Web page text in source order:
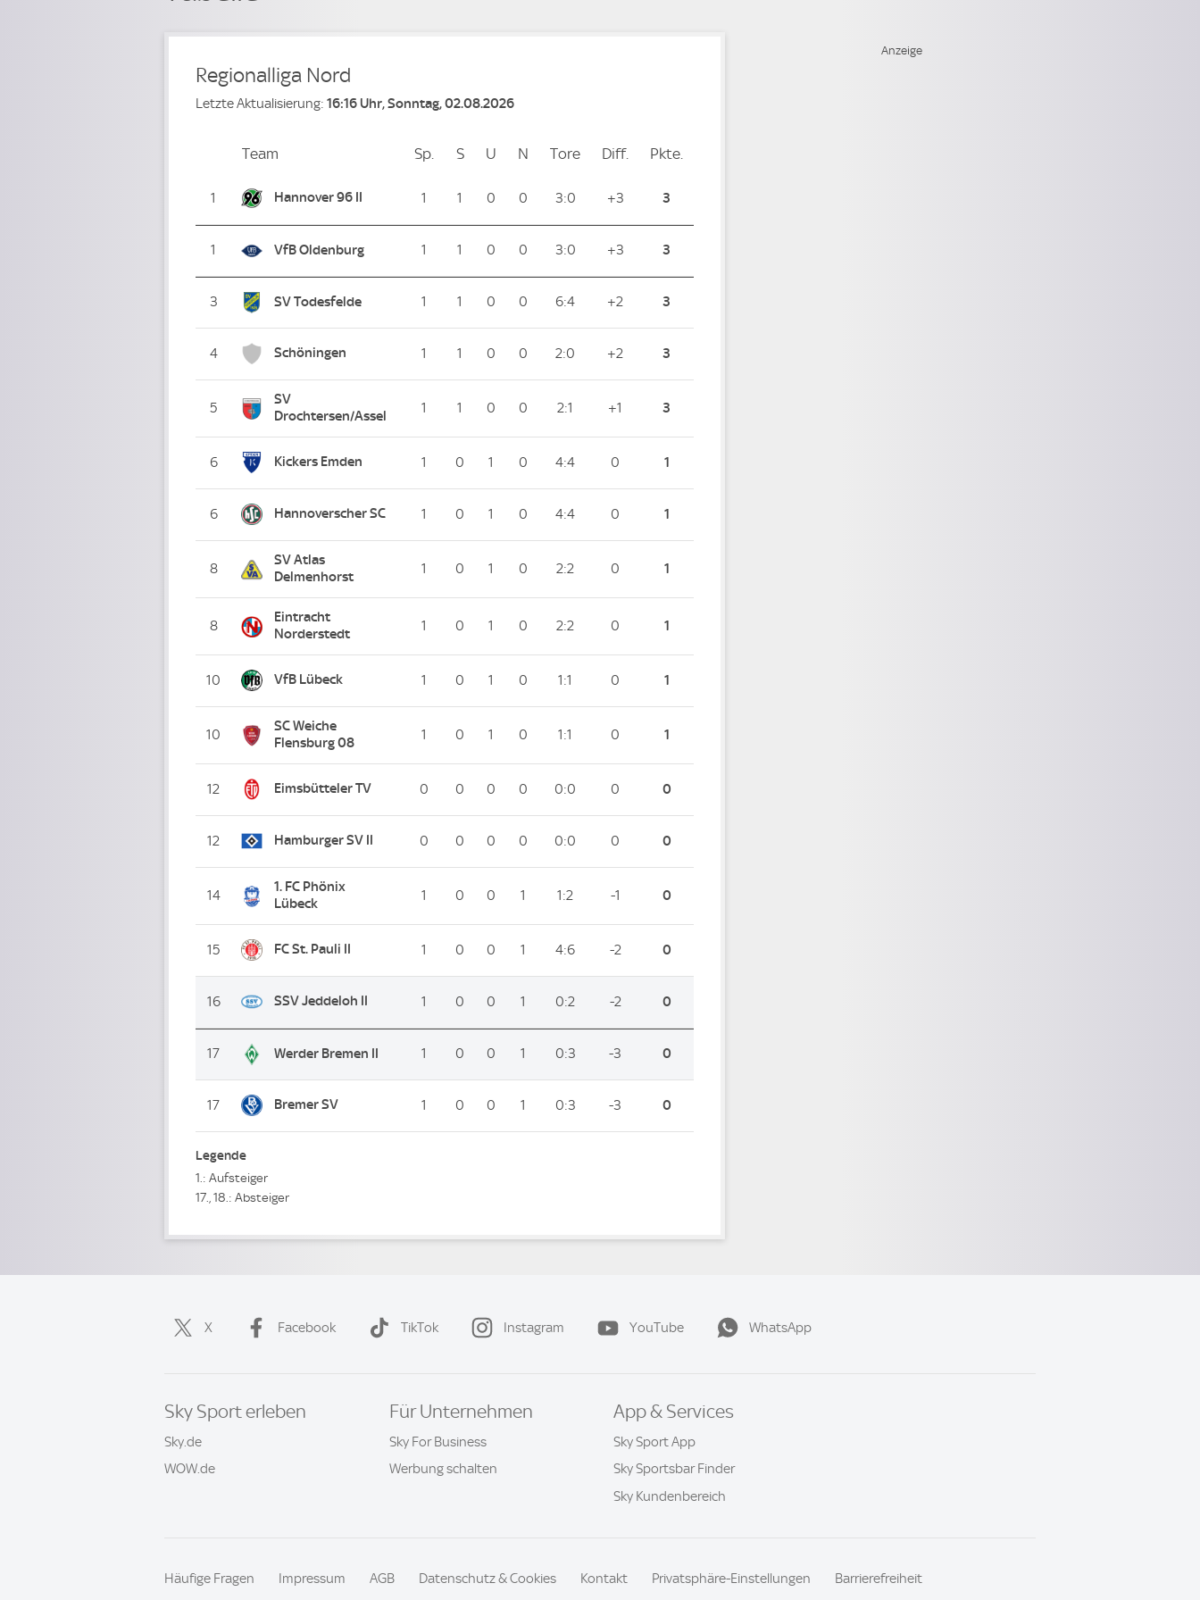
Regionalliga Nord
Letzte Aktualisierung: 16:16 Uhr, Sonntag, 02.08.2026
PlatzTeam Sp. Spiele
SSiege
U Unentschieden
N Niederlagen
Tore ToreDiff. Differenz
Pkte.
1 Hannover 96 II 1 1 0 0 3:0 +3 3
1 VfB Oldenburg 1 1 0 0 3:0 +3 3
3 SV Todesfelde 1 1 0 0 6:4 +2 3
4 Schöningen 1 1 0 0 2:0 +2 3
5
SV
Drochtersen/Assel
1 1 0 0 2:1 +1 3
6 Kickers Emden 1 0 1 0 4:4 0 1
6 Hannoverscher SC 1 0 1 0 4:4 0 1
8
SV Atlas
Delmenhorst
1 0 1 0 2:2 0 1
8
Eintracht
Norderstedt
1 0 1 0 2:2 0 1
10 VfB Lübeck 1 0 1 0 1:1 0 1
10
SC Weiche
Flensburg 08
1 0 1 0 1:1 0 1
12 Eimsbütteler TV 0 0 0 0 0:0 0 0
12 Hamburger SV II 0 0 0 0 0:0 0 0
14
1. FC Phönix
Lübeck
1 0 0 1 1:2 -1 0
15 FC St. Pauli II 1 0 0 1 4:6 -2 0
16 SSV Jeddeloh II 1 0 0 1 0:2 -2 0
17 Werder Bremen II 1 0 0 1 0:3 -3 0
17 Bremer SV 1 0 0 1 0:3 -3 0
Legende
1.: Aufsteiger
17., 18.: Absteiger
X Facebook TikTok Instagram YouTube WhatsApp
Sky Sport erleben
Sky.de
WOW.de
Für Unternehmen
Sky For Business
Werbung schalten
App & Services
Sky Sport App
Sky Sportsbar Finder
Sky Kundenbereich
Häufige Fragen Impressum AGB Datenschutz & Cookies Kontakt Privatsphäre-Einstellungen Barrierefreiheit